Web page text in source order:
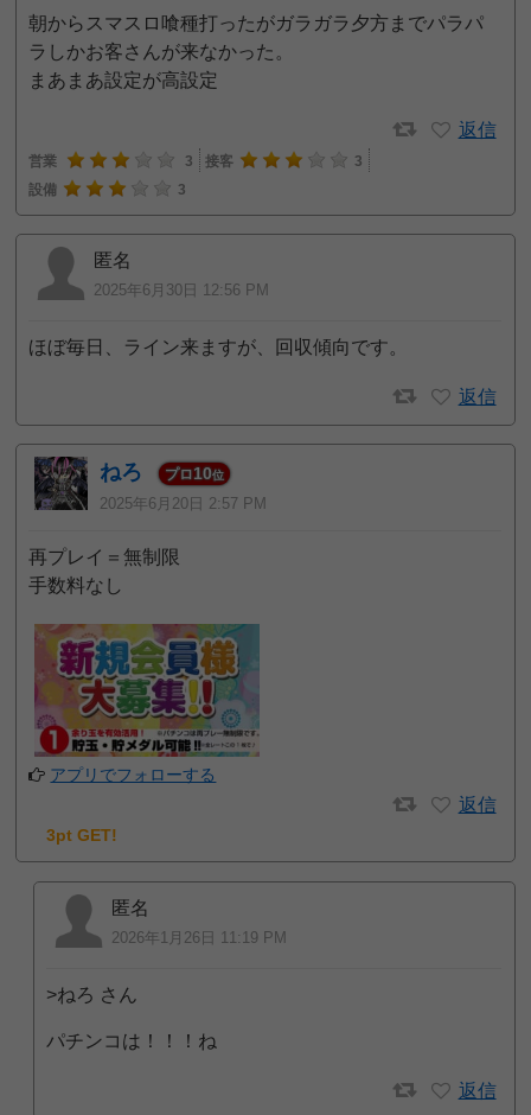
朝からスマスロ喰種打ったがガラガラ夕方までパラパ
ラしかお客さんが来なかった。
まあまあ設定が高設定
返信
営業 3 接客
3
設備
3
匿名
2025年6月30日 12:56 PM
ほぼ毎日、ライン来ますが、回収傾向です。
返信
ねろ プロ10位
2025年6月20日 2:57 PM
再プレイ＝無制限
手数料なし
アプリでフォローする
返信
3pt GET!
匿名
2026年1月26日 11:19 PM
>ねろ さん
パチンコは！！！ね
返信